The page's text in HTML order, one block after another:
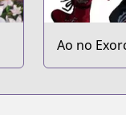
Ao no